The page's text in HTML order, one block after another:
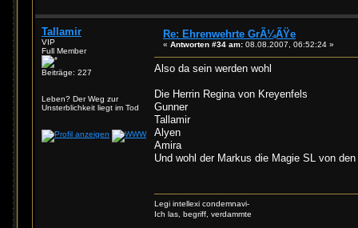
Tallamir
VIP
Full Member
Beiträge: 227
Leben? Der Weg zur
Unsterblichkeit liegt im Tod
Re: Ehrenwehrte GrÃ¼ÃŸe
« Antworten #34 am: 08.08.2007, 06:52:24 »
Also da sein werden wohl
Die Herrin Regina von Kreyenfels
Gunner
Tallamir
Alyen
Amira
Und wohl der Markus die Magie SL von
Legi intellexi condemnavi-
Ich las, begriff, verdammte